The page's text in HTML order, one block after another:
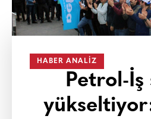
HABER ANALIZ
Petrol-İş